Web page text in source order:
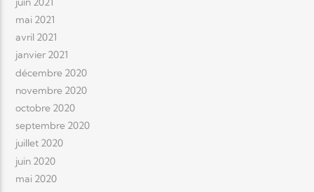
mai 2021
avril 2021
janvier 2021
décembre 2020
novembre 2020
octobre 2020
septembre 2020
juillet 2020
juin 2020
mai 2020